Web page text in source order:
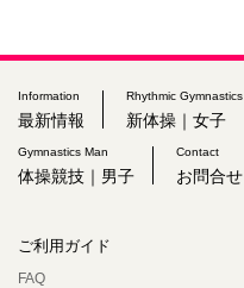
Information
最新情報
Rhythmic Gymnastics
新体操｜女子
Gymnastics Man
体操競技｜男子
Contact
お問合せ
ご利用ガイド
FAQ